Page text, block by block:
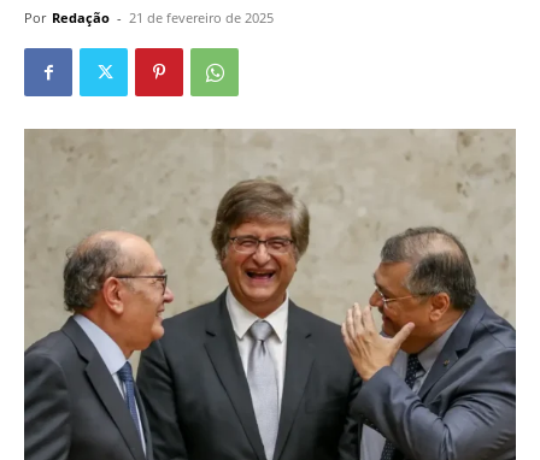
Por Redação - 21 de fevereiro de 2025